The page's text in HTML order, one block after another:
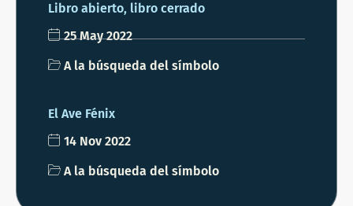
Libro abierto, libro cerrado
25 May 2022
A la búsqueda del símbolo
El Ave Fénix
14 Nov 2022
A la búsqueda del símbolo